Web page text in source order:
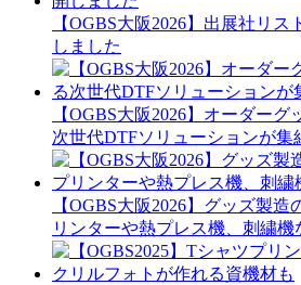
【OGBS大阪2026】出展社リ
しました
【OGBS大阪2026】オーダー
次世代DTFソリューションが集
【OGBS大阪2026】グッズ製
リンターや熱プレス機、刺繍機